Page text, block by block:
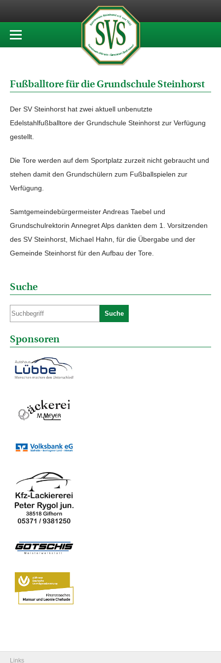
Fußballtore für die Grundschule Steinhorst
Der SV Steinhorst hat zwei aktuell unbenutzte
Edelstahlfußballtore der Grundschule Steinhorst zur Verfügung
gestellt.
Die Tore werden auf dem Sportplatz zurzeit nicht gebraucht und
stehen damit den Grundschülern zum Fußballspielen zur
Verfügung.
Samtgemeindebürgermeister Andreas Taebel und
Grundschulrektorin Annegret Alps dankten dem 1. Vorsitzenden
des SV Steinhorst, Michael Hahn, für die Übergabe und der
Gemeinde Steinhorst für den Aufbau der Tore.
Suche
Suche
Sponsoren
Links